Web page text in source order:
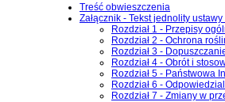
Treść obwieszczenia
Załącznik - Tekst jednolity
Rozdział 1 - Przepisy
Rozdział 2 - Ochrona
Rozdział 3 -
Rozdział 4 - Obrót i
Rozdział 5 - Państwowa
Rozdział 6 -
Rozdział 7 - Zmiany w